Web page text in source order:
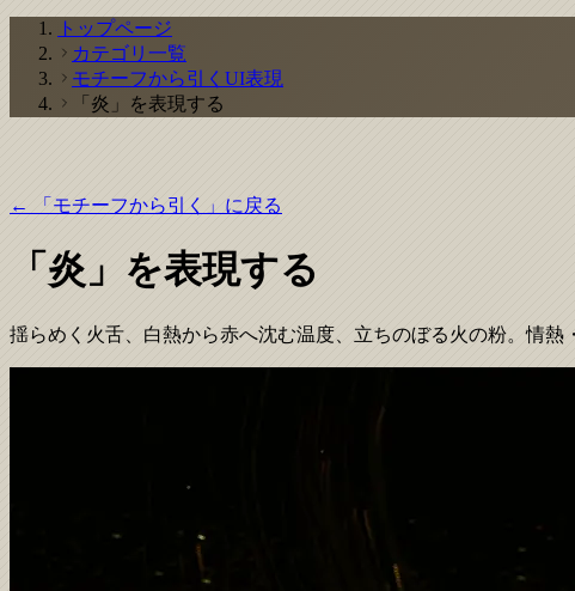
トップページ
カテゴリ一覧
モチーフから引くUI表現
「炎」を表現する
← 「モチーフから引く」に戻る
「炎」を表現する
揺らめく火舌、白熱から赤へ沈む温度、立ちのぼる火の粉。情